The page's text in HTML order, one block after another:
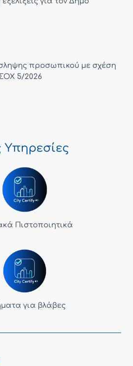
προσωπικού με σχέση
5/2026
Υπηρεσίες
Πιστοποιητικά
για βλάβες